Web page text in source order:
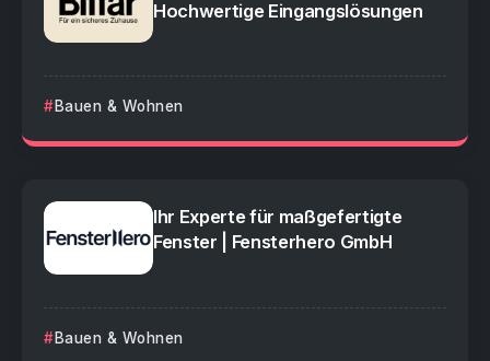
Hochwertige Eingangslösungen
Bauen & Wohnen
Ihr Experte für maßgefertigte
Fenster | Fensterhero GmbH
Bauen & Wohnen